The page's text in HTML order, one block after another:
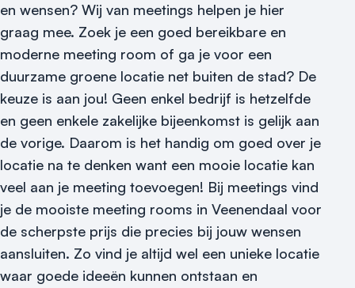
Vraag locatie aan
Locatiegids
Meld locatie aan
Nieuws
Reviews (5⭐️)
Contact
en wensen? Wij van meetings helpen je hier
graag mee. Zoek je een goed bereikbare en
moderne meeting room of ga je voor een
duurzame groene locatie net buiten de stad? De
keuze is aan jou! Geen enkel bedrijf is hetzelfde
en geen enkele zakelijke bijeenkomst is gelijk aan
de vorige. Daarom is het handig om goed over je
locatie na te denken want een mooie locatie kan
veel aan je meeting toevoegen! Bij meetings vind
je de mooiste meeting rooms in Veenendaal voor
de scherpste prijs die precies bij jouw wensen
aansluiten. Zo vind je altijd wel een unieke locatie
waar goede ideeën kunnen ontstaan en